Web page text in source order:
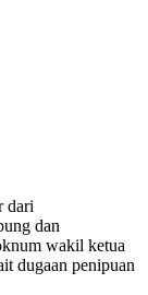
dari
dan
wakil ketua
dugaan penipuan